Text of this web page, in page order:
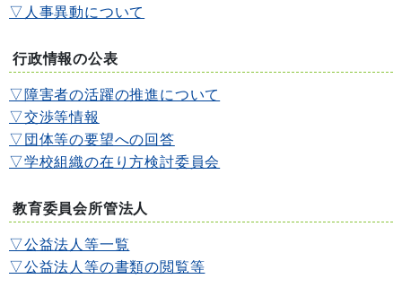
▽人事異動について
行政情報の公表
▽障害者の活躍の推進について
▽交渉等情報
▽団体等の要望への回答
▽学校組織の在り方検討委員会
教育委員会所管法人
▽公益法人等一覧
▽公益法人等の書類の閲覧等